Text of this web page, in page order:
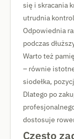
się i skracania
utrudnia
Odpowiednia
podczas
Warto też
– równie
siodełka,
Dlatego po
dostosuje
Często